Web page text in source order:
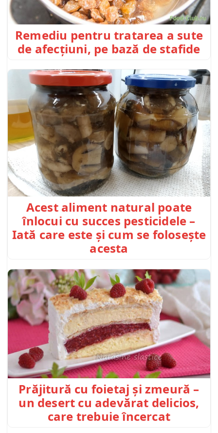
Remediu pentru tratarea a sute
de afecțiuni, pe bază de stafide
Acest aliment natural poate
înlocui cu succes pesticidele –
Iată care este și cum se folosește
acesta
Prăjitură cu foietaj și zmeură –
un desert cu adevărat delicios,
care trebuie încercat